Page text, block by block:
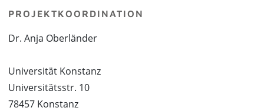
PROJEKTKOORDINATION
Dr. Anja Oberländer
Universität Konstanz
Universitätsstr. 10
78457 Konstanz